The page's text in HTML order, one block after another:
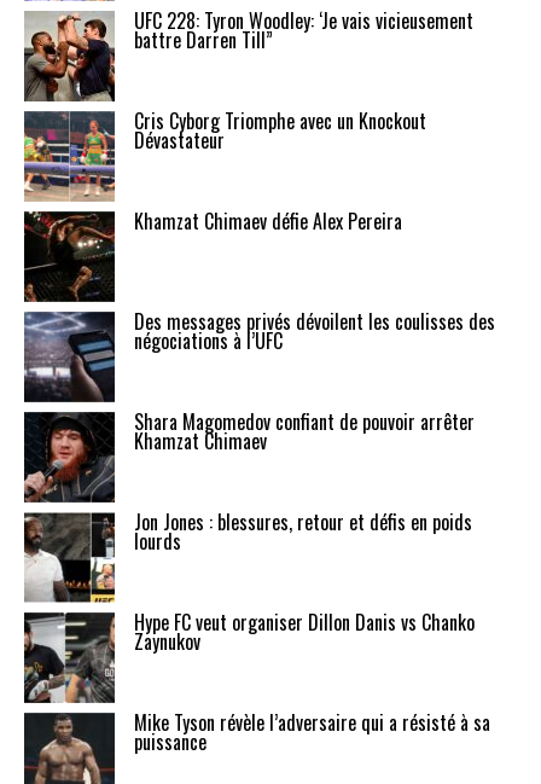
UFC 228: Tyron Woodley: ‘Je vais vicieusement
battre Darren Till”
Cris Cyborg Triomphe avec un Knockout
Dévastateur
Khamzat Chimaev défie Alex Pereira
Des messages privés dévoilent les coulisses des
négociations à l’UFC
Shara Magomedov confiant de pouvoir arrêter
Khamzat Chimaev
Jon Jones : blessures, retour et défis en poids
lourds
Hype FC veut organiser Dillon Danis vs Chanko
Zaynukov
Mike Tyson révèle l’adversaire qui a résisté à sa
puissance